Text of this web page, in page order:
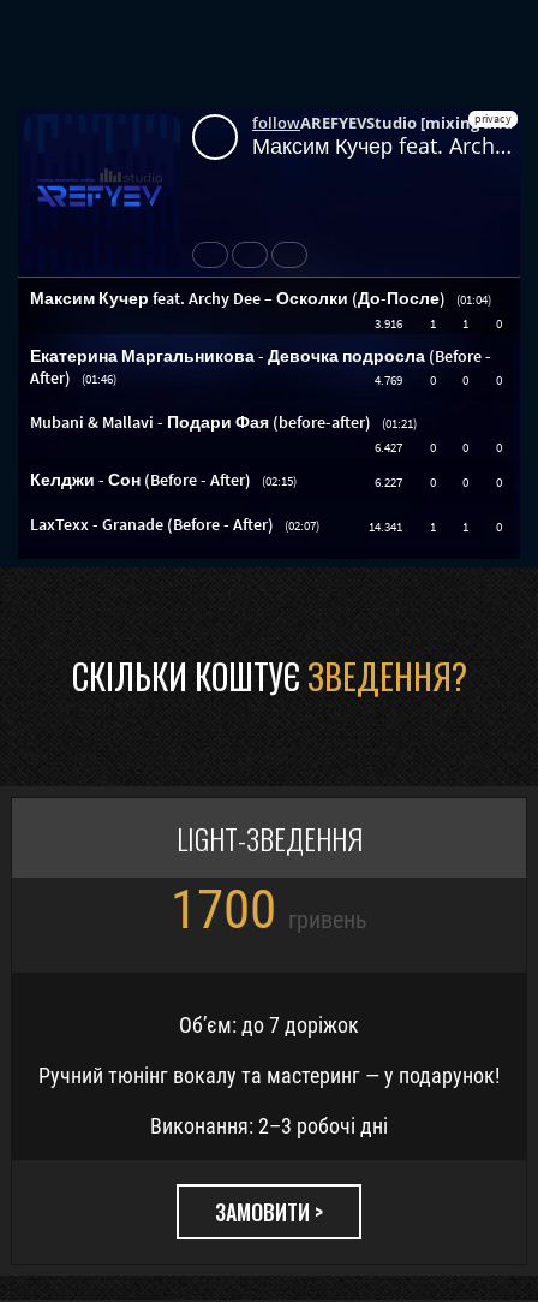
СКІЛЬКИ КОШТУЄЗВЕДЕННЯ?
LIGHT-ЗВЕДЕННЯ
1700 гривень
Обʼєм: до 7 доріжок
Ручний тюнінг вокалу та мастеринг — у подарунок!
Виконання: 2–3 робочі дні
ЗАМОВИТИ >